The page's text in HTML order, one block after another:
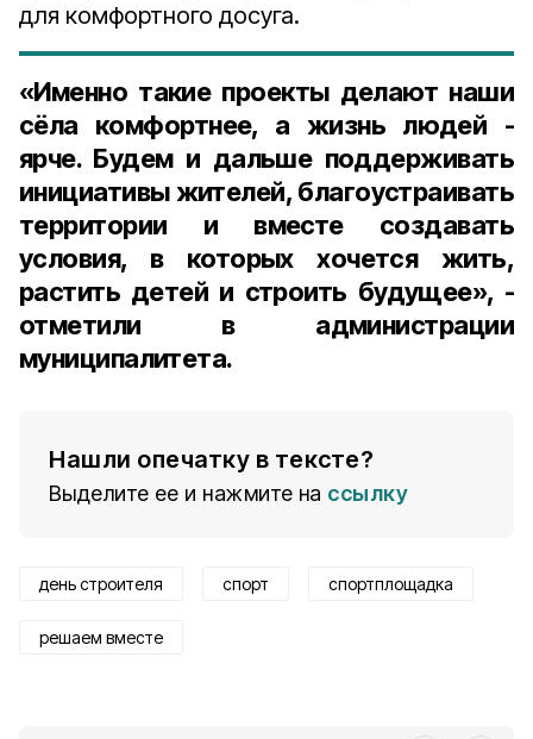
для комфортного досуга.
«Именно такие проекты делают наши
сёла комфортнее, а жизнь людей -
ярче. Будем и дальше поддерживать
инициативы жителей, благоустраивать
территории и вместе создавать
условия, в которых хочется жить,
растить детей и строить будущее», -
отметили в администрации
муниципалитета.
Нашли опечатку в тексте?
Выделите ее и нажмите на ссылку
день строителя спорт спортплощадка
решаем вместе